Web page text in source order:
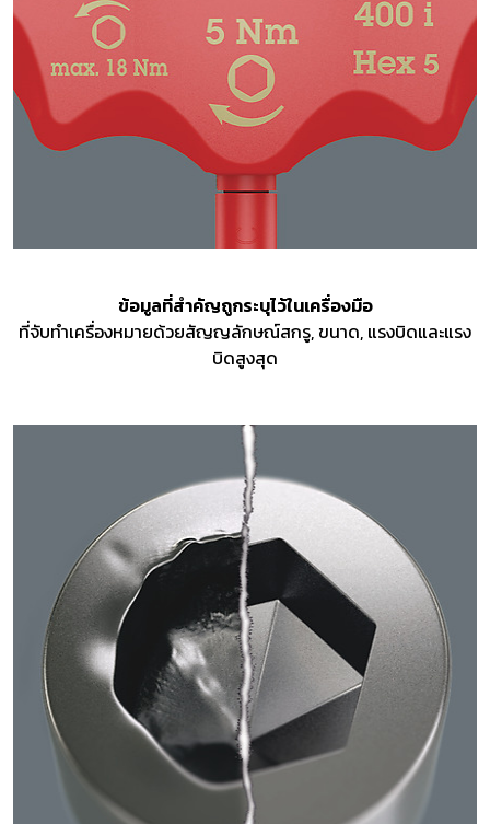
ข้อมูลที่สำคัญถูกระบุไว้ในเครื่องมือ
ที่จับทำเครื่องหมายด้วยสัญญลักษณ์สกรู, ขนาด, แรงบิดและแรง
บิดสูงสุด